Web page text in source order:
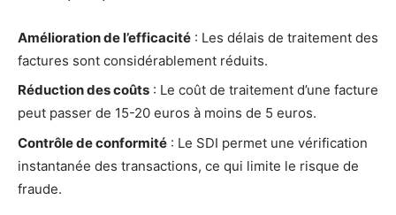
Amélioration de l’efficacité : Les délais de traitement des
factures sont considérablement réduits.
Réduction des coûts : Le coût de traitement d’une facture
peut passer de 15-20 euros à moins de 5 euros.
Contrôle de conformité : Le SDI permet une vérification
instantanée des transactions, ce qui limite le risque de
fraude.